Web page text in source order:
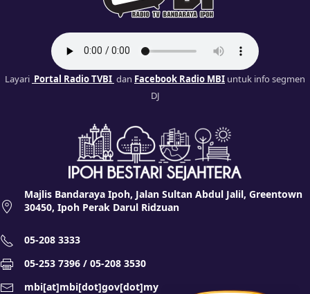
Layari Portal Radio TVBI dan Facebook Radio MBI untuk info segmen
DJ
Majlis Bandaraya Ipoh, Jalan Sultan Abdul Jalil, Greentown
30450, Ipoh Perak Darul Ridzuan
05-208 3333
05-253 7396 / 05-208 3530
mbi[at]mbi[dot]gov[dot]my